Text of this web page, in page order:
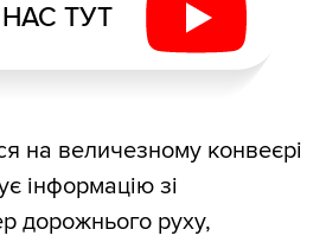
ТУТ
на величезному конвеєрі
інформацію зі
дорожнього руху,